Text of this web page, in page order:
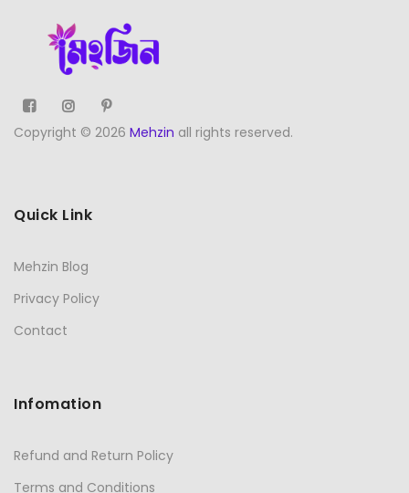
Copyright © 2026 Mehzin all rights reserved.
Quick Link
Mehzin Blog
Privacy Policy
Contact
Infomation
Refund and Return Policy
Terms and Conditions